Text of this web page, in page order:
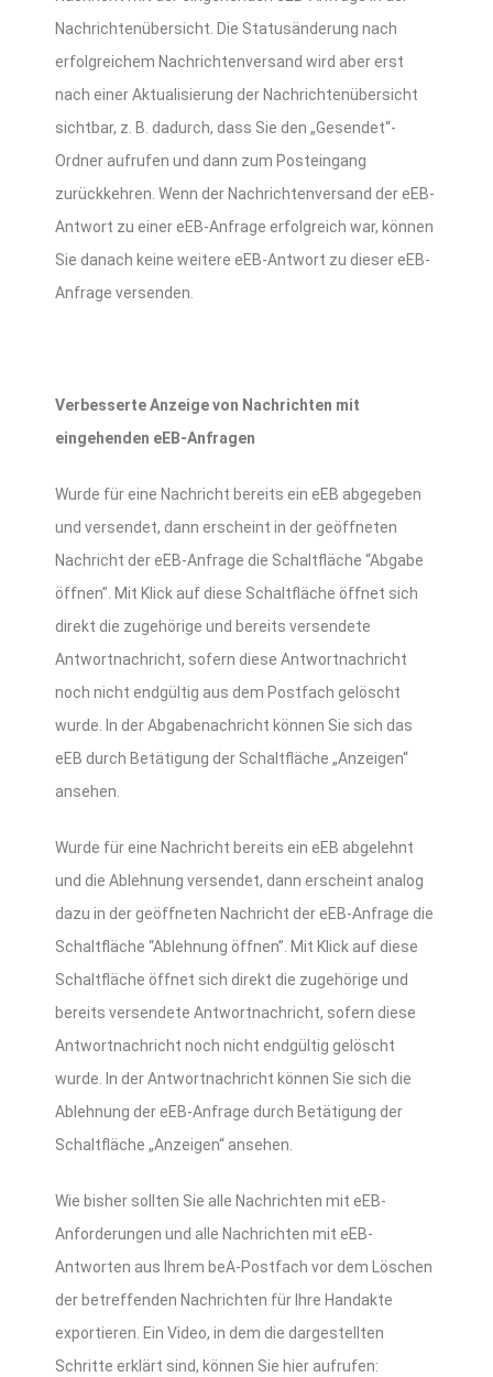
Nachrichtenübersicht. Die Statusänderung nach
erfolgreichem Nachrichtenversand wird aber erst
nach einer Aktualisierung der Nachrichtenübersicht
sichtbar, z. B. dadurch, dass Sie den „Gesendet“-
Ordner aufrufen und dann zum Posteingang
zurückkehren. Wenn der Nachrichtenversand der eEB-
Antwort zu einer eEB-Anfrage erfolgreich war, können
Sie danach keine weitere eEB-Antwort zu dieser eEB-
Anfrage versenden.
Verbesserte Anzeige von Nachrichten mit
eingehenden eEB-Anfragen
Wurde für eine Nachricht bereits ein eEB abgegeben
und versendet, dann erscheint in der geöffneten
Nachricht der eEB-Anfrage die Schaltfläche “Abgabe
öffnen”. Mit Klick auf diese Schaltfläche öffnet sich
direkt die zugehörige und bereits versendete
Antwortnachricht, sofern diese Antwortnachricht
noch nicht endgültig aus dem Postfach gelöscht
wurde. In der Abgabenachricht können Sie sich das
eEB durch Betätigung der Schaltfläche „Anzeigen“
ansehen.
Wurde für eine Nachricht bereits ein eEB abgelehnt
und die Ablehnung versendet, dann erscheint analog
dazu in der geöffneten Nachricht der eEB-Anfrage die
Schaltfläche “Ablehnung öffnen”. Mit Klick auf diese
Schaltfläche öffnet sich direkt die zugehörige und
bereits versendete Antwortnachricht, sofern diese
Antwortnachricht noch nicht endgültig gelöscht
wurde. In der Antwortnachricht können Sie sich die
Ablehnung der eEB-Anfrage durch Betätigung der
Schaltfläche „Anzeigen“ ansehen.
Wie bisher sollten Sie alle Nachrichten mit eEB-
Anforderungen und alle Nachrichten mit eEB-
Antworten aus Ihrem beA-Postfach vor dem Löschen
der betreffenden Nachrichten für Ihre Handakte
exportieren. Ein Video, in dem die dargestellten
Schritte erklärt sind, können Sie hier aufrufen: